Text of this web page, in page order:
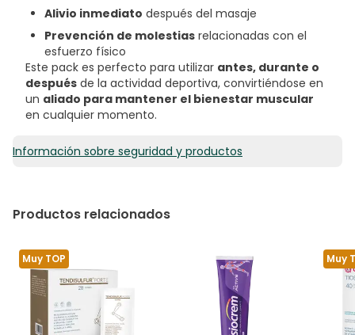
Alivio inmediato después del masaje
Prevención de molestias relacionadas con el
esfuerzo físico
Este pack es perfecto para utilizar antes, durante o
después de la actividad deportiva, convirtiéndose en
un aliado para mantener el bienestar muscular
en cualquier momento.
Información sobre seguridad y productos
Productos relacionados
Muy TOP Muy